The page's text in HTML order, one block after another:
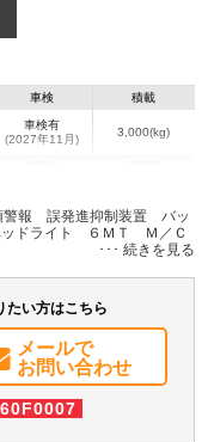
車検
車検有
(2027年11月)
積載
3,000(kg)
無
ッグ
集中ドアロック
む）
警報 誤発進抑制装置 バッ
ドライト ６ＭＴ Ｍ／Ｃ
たい方はこちら
メールで
お問い合わせ